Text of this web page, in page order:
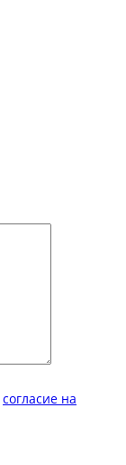
согласие на